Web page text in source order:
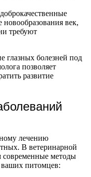
век,
требуют
глазных болезней под
позволяет
развитие
лечению
В ветеринарной
современные методы
ваших питомцев: